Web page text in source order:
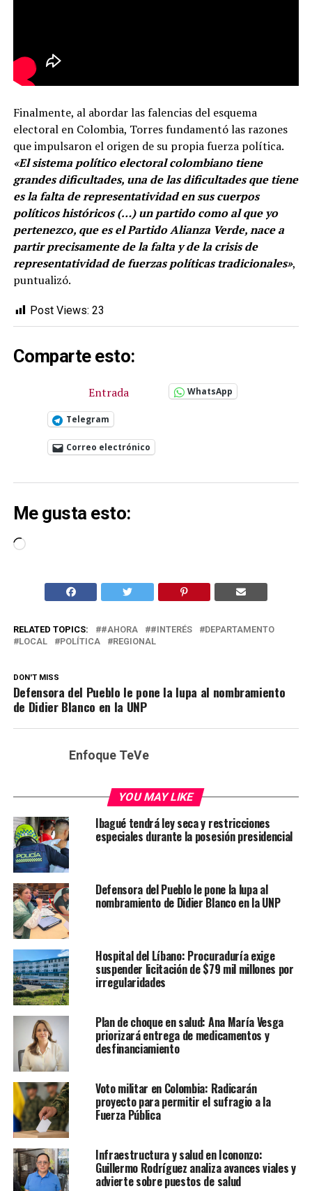
Finalmente, al abordar las falencias del esquema
electoral en Colombia, Torres fundamentó las razones
que impulsaron el origen de su propia fuerza política.
«El sistema político electoral colombiano tiene
grandes dificultades, una de las dificultades que tiene
es la falta de representatividad en sus cuerpos
políticos históricos (…) un partido como al que yo
pertenezco, que es el Partido Alianza Verde, nace a
partir precisamente de la falta y de la crisis de
representatividad de fuerzas políticas tradicionales»,
puntualizó.
Post Views: 23
Comparte esto:
Entrada WhatsApp
Telegram
Correo electrónico
Me gusta esto:
Cargando...
RELATED TOPICS: #AHORA #INTERÉS
DEPARTAMENTO
LOCAL
POLÍTICA REGIONAL
DON'T MISS
Defensora del Pueblo le pone la lupa al nombramiento
de Didier Blanco en la UNP
Enfoque TeVe
YOU MAY LIKE
Ibagué tendrá ley seca y restricciones
especiales durante la posesión presidencial
Defensora del Pueblo le pone la lupa al
nombramiento de Didier Blanco en la UNP
Hospital del Líbano: Procuraduría exige
suspender licitación de $79 mil millones por
irregularidades
Plan de choque en salud: Ana María Vesga
priorizará entrega de medicamentos y
desfinanciamiento
Voto militar en Colombia: Radicarán
proyecto para permitir el sufragio a la
Fuerza Pública
Infraestructura y salud en Icononzo:
Guillermo Rodríguez analiza avances viales y
advierte sobre puestos de salud